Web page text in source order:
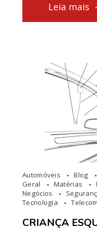
Leia mais
Automóveis Blog
Geral
Matérias
Negócios
Tecnologia
CRIANÇA